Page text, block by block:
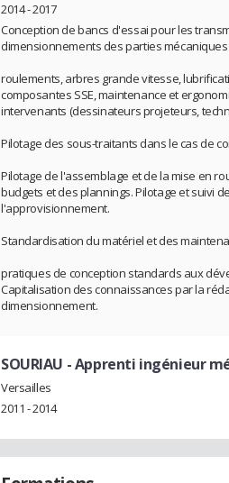
2014 - 2017
Conception de bancs d'essai pour les
dimensionnements des parties
roulements, arbres grande vitesse,
composantes SSE, maintenance et
intervenants (dessinateurs projeteurs,
Pilotage des sous-traitants dans le cas de
Pilotage de l'assemblage et de la mise en
budgets et des plannings. Pilotage et suivi
l'approvisionnement.
Standardisation du matériel et des
pratiques de conception standards aux
Capitalisation des connaissances par la
dimensionnement.
SOURIAU - Apprenti ingénieur
Versailles
2011 - 2014